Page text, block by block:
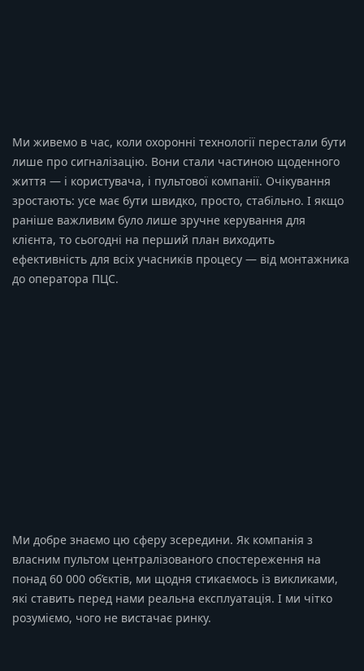
Ми живемо в час, коли охоронні технології перестали бути
лише про сигналізацію. Вони стали частиною щоденного
життя — і користувача, і пультової компанії. Очікування
зростають: усе має бути швидко, просто, стабільно. І якщо
раніше важливим було лише зручне керування для
клієнта, то сьогодні на перший план виходить
ефективність для всіх учасників процесу — від монтажника
до оператора ПЦС.
Ми добре знаємо цю сферу зсередини. Як компанія з
власним пультом централізованого спостереження на
понад 60 000 об’єктів, ми щодня стикаємось із викликами,
які ставить перед нами реальна експлуатація. І ми чітко
розуміємо, чого не вистачає ринку.